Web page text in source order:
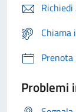
Problemi